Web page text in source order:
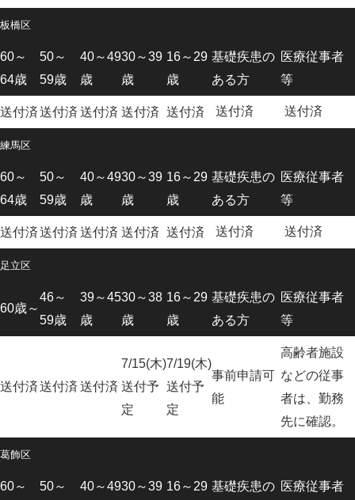
板橋区
60～
64歳
50～
59歳
40～49
歳
30～39
歳
16～29
歳
基礎疾患の
ある方
医療従事者
等
送付済送付済 送付済 送付済 送付済 送付済 送付済
練馬区
60～
64歳
50～
59歳
40～49
歳
30～39
歳
16～29
歳
基礎疾患の
ある方
医療従事者
等
送付済送付済 送付済 送付済 送付済 送付済 送付済
足立区
60歳～
46～
59歳
39～45
歳
30～38
歳
16～29
歳
基礎疾患の
ある方
医療従事者
等
送付済送付済 送付済
7/15(木)
送付予
定
7/19(木)
送付予
定
事前申請可
能
高齢者施設
などの従事
者は、勤務
先に確認。
葛飾区
60～ 50～ 40～4930～39 16～29 基礎疾患の 医療従事者